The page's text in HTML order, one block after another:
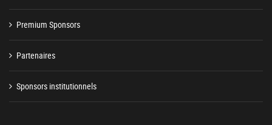
Premium Sponsors
Partenaires
Sponsors institutionnels